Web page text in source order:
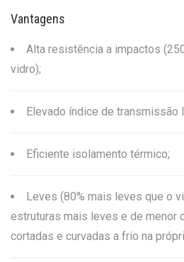
Vantagens
Alta resistência a impactos
vidro);
Elevado índice de transmissão
Eficiente isolamento térmico;
Leves (80% mais leves que o
estruturas mais leves e de menor
cortadas e curvadas a frio na